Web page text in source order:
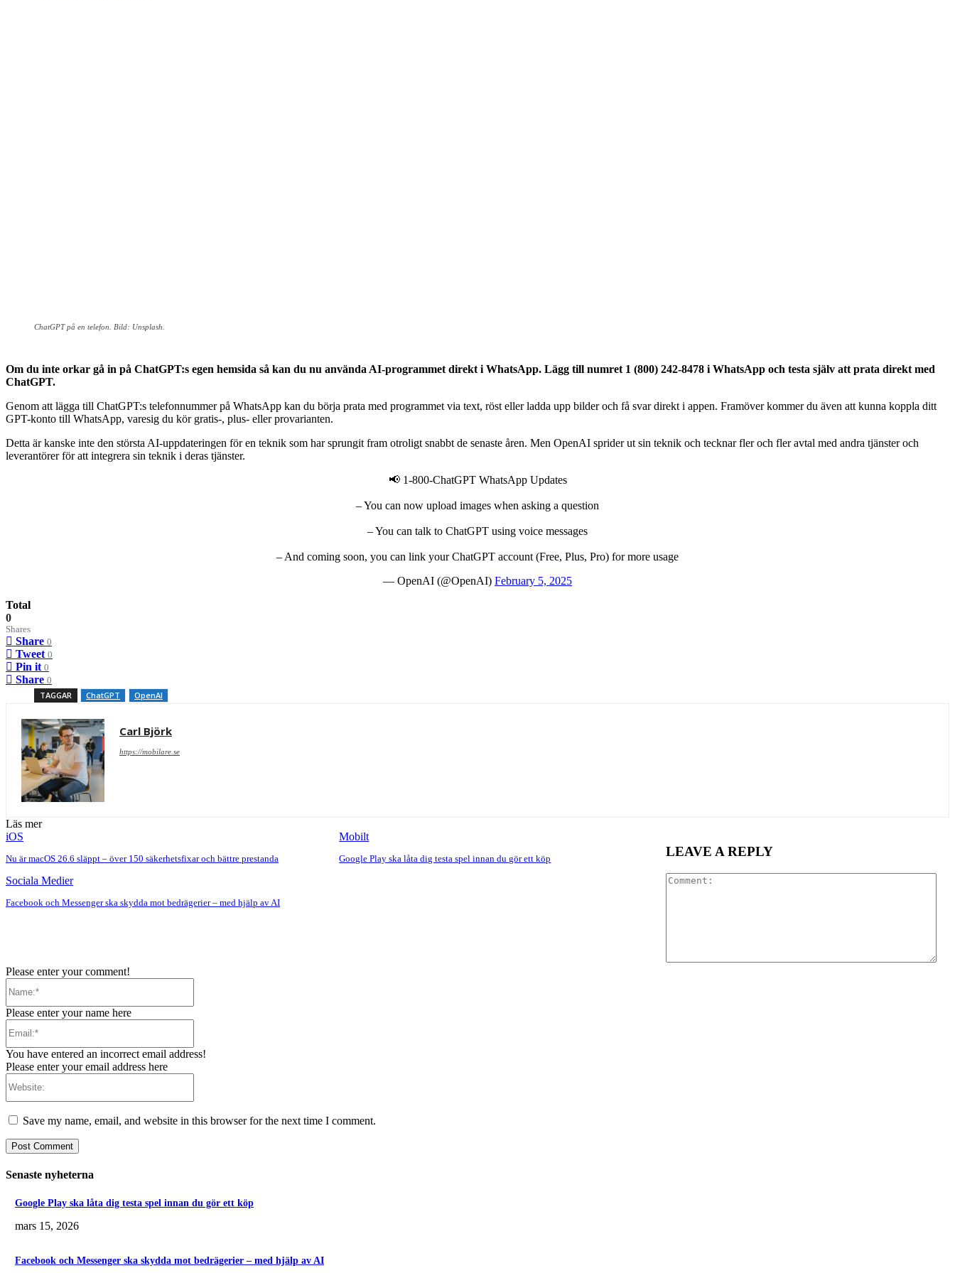
ChatGPT på en telefon. Bild: Unsplash.
Om du inte orkar gå in på ChatGPT:s egen hemsida så kan du nu använda AI-programmet direkt i WhatsApp. Lägg till numret 1 (800) 242-8478 i WhatsApp och testa själv att prata direkt med
ChatGPT.
Genom att lägga till ChatGPT:s telefonnummer på WhatsApp kan du börja prata med programmet via text, röst eller ladda upp bilder och få svar direkt i appen. Framöver kommer du även att kunna koppla ditt
GPT-konto till WhatsApp, varesig du kör gratis-, plus- eller provarianten.
Detta är kanske inte den största AI-uppdateringen för en teknik som har sprungit fram otroligt snabbt de senaste åren. Men OpenAI sprider ut sin teknik och tecknar fler och fler avtal med andra tjänster och
leverantörer för att integrera sin teknik i deras tjänster.
📢 1-800-ChatGPT WhatsApp Updates
– You can now upload images when asking a question
– You can talk to ChatGPT using voice messages
– And coming soon, you can link your ChatGPT account (Free, Plus, Pro) for more usage
— OpenAI (@OpenAI) February 5, 2025
Total
0
Shares
Share 0
Tweet 0
Pin it 0
Share 0
TAGGAR ChatGPT OpenAI
Carl Björk
https://mobilare.se
Läs mer
iOS
Nu är macOS 26.6 släppt – över 150 säkerhetsfixar och bättre prestanda
Mobilt
Google Play ska låta dig testa spel innan du gör ett köp
Sociala Medier
Facebook och Messenger ska skydda mot bedrägerier – med hjälp av AI
LEAVE A REPLY
Please enter your comment!
Please enter your name here
You have entered an incorrect email address!
Please enter your email address here
Save my name, email, and website in this browser for the next time I comment.
Senaste nyheterna
Google Play ska låta dig testa spel innan du gör ett köp
mars 15, 2026
Facebook och Messenger ska skydda mot bedrägerier – med hjälp av AI